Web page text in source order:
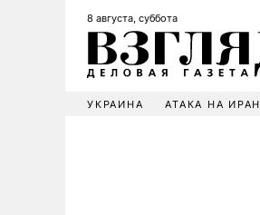
8 августа, суббота
УКРАИНА АТАКА НА ИРАН